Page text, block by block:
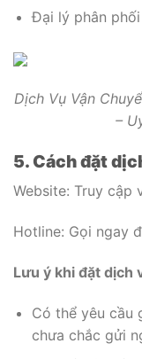
Đại lý phân
Dịch Vụ Vận
–
5. Cách đặt
Website: Truy cập
Hotline: Gọi ngay
Lưu ý khi đặt dịch
Có thể yêu cầu
chưa chắc gửi